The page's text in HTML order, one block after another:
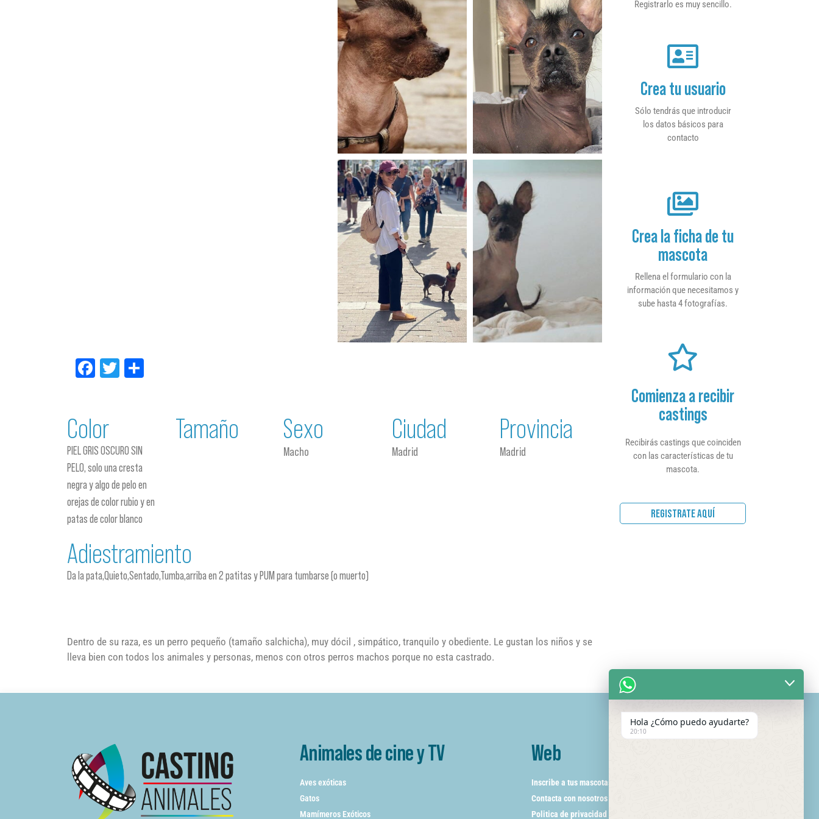
Facebook
Twitter
Color
PIEL GRIS OSCURO SIN
PELO, solo una cresta
negra y algo de pelo en
orejas de color rubio y en
patas de color blanco
Tamaño Sexo
Macho
Ciudad
Madrid
Provincia
Madrid
Adiestramiento
Da la pata,Quieto,Sentado,Tumba,arriba en 2 patitas y PUM para tumbarse (o muerto)
Dentro de su raza, es un perro pequeño (tamaño salchicha), muy dócil , simpático, tranquilo y obediente. Le gustan los niños y se
lleva bien con todos los animales y personas, menos con otros perros machos porque no esta castrado.
Registrarlo es muy sencillo.
Crea tu usuario
Sólo tendrás que introducir
los datos básicos para
contacto
Crea la ficha de tu
mascota
Rellena el formulario con la
información que necesitamos y
sube hasta 4 fotografías.
Comienza a recibir
castings
Recibirás castings que coinciden
con las características de tu
mascota.
REGISTRATE AQUÍ
Animales de cine y TV
Aves exóticas
Gatos
Mamímeros Exóticos
Web
Inscribe a tus mascotas
Contacta con nosotros
Politica de privacidad
Hola ¿Cómo puedo ayudarte?
20:10